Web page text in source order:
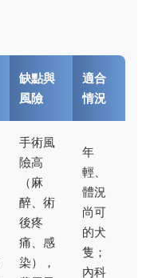
缺點與
風險
適合
情況
手術風
險高
（麻
醉、術
後疼
痛、感
染），
年
輕、
體況
尚可
的犬
隻；
內科